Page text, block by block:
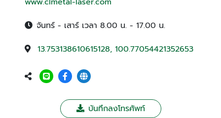
จันทร์ - เสาร์ เวลา 8.00 น. - 17.00 น.
13.753138610615128, 100.77054421352653
บันทึกลงโทรศัพท์